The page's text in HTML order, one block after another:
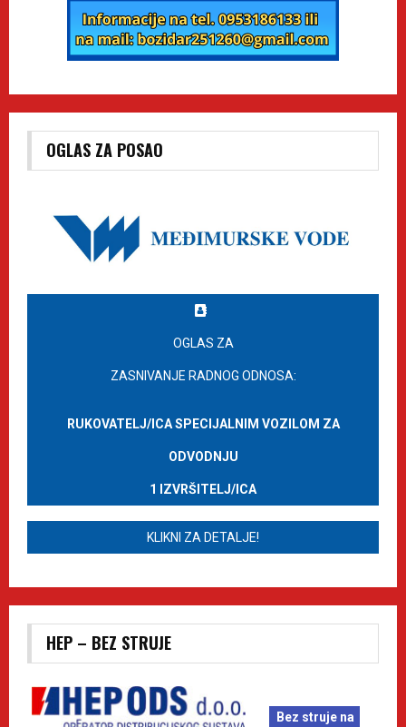
OGLAS ZA POSAO
OGLAS ZA
ZASNIVANJE RADNOG ODNOSA:
RUKOVATELJ/ICA SPECIJALNIM VOZILOM ZA
ODVODNJU
1 IZVRŠITELJ/ICA
KLIKNI ZA DETALJE!
HEP – BEZ STRUJE
Bez struje na